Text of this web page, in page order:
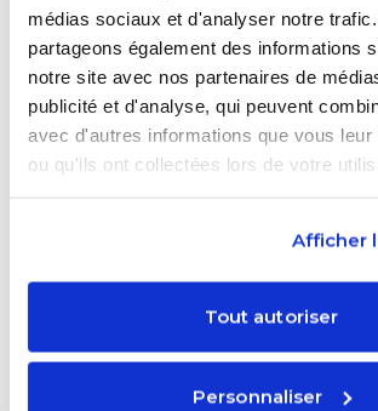
médias sociaux et d'analyser notre
partageons également des informations
notre site avec nos partenaires de
publicité et d'analyse, qui peuvent
avec d'autres informations que vous leur
ou qu'ils ont collectées lors de votre
Afficher
Tout autoriser
Personnaliser
Un choix plus ouvert pour
disciplines tout en gardant une
les filières MMOPK.
Nos conseils pour
S’informer sur les spécificités
majeures/mineures différentes,
comme en LAS. Encouragez